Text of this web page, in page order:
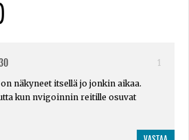
1
näkyneet itsellä jo jonkin aikaa.
kun nvigoinnin reitille osuvat